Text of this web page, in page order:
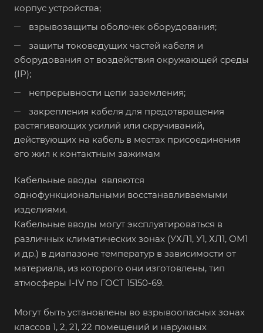
корпус устройства;
взрывозащиты оболочек оборудования;
защиты токоведущих частей кабеля и
оборудования от воздействия окружающей среды
(IP);
непрерывности цепи заземления;
закрепления кабеля для предотвращения
растягивающих усилий или скручиваний,
действующих на кабель в местах присоединения
его жил к контактным зажимам
Кабельные вводы являются
однофункциональными восстанавливаемыми
изделиями.
Кабельные вводы могут эксплуатироваться в
различных климатических зонах (УХЛ1, У1, ХЛ1, ОМ1
и др.) в диапазоне температур в зависимости от
материала, из которого они изготовлены, тип
атмосферы I-IV по ГОСТ 15150-69.
Могут быть установлены во взрывоопасных зонах
классов 1, 2, 21, 22 помещений и наружных